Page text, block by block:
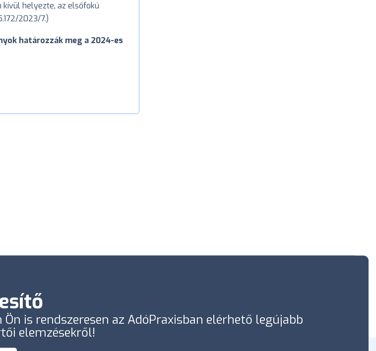
helyezte, az elsőfokú
2023/7.)
határozzák meg a 2024-es
is rendszeresen az AdóPraxisban elérhető legújabb
elemzésekről!